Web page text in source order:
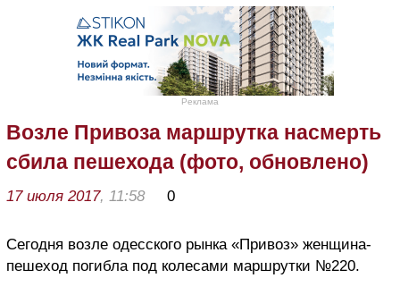
Реклама
Возле Привоза маршрутка насмерть
сбила пешехода (фото, обновлено)
17 июля 2017, 11:58 0
Сегодня возле одесского рынка «Привоз» женщина-
пешеход погибла под колесами маршрутки №220.